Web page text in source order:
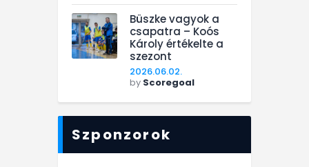
Büszke vagyok a
csapatra – Koós
Károly értékelte a
szezont
2026.06.02.
by Scoregoal
Szponzorok